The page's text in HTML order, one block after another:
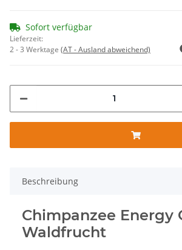
Sofort verfügbar
Lieferzeit:
2 - 3 Werktage (AT - Ausland abweichend)
Beschreibung
Chimpanzee Energy
Waldfrucht